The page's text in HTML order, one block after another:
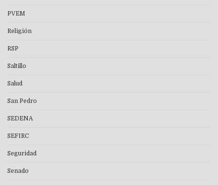
PVEM
Religión
RSP
Saltillo
Salud
San Pedro
SEDENA
SEFIRC
Seguridad
Senado